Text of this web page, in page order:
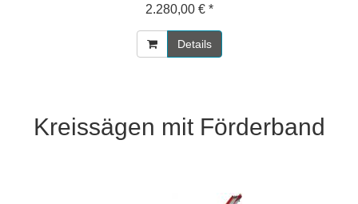
2.280,00 € *
Details
Kreissägen mit Förderband